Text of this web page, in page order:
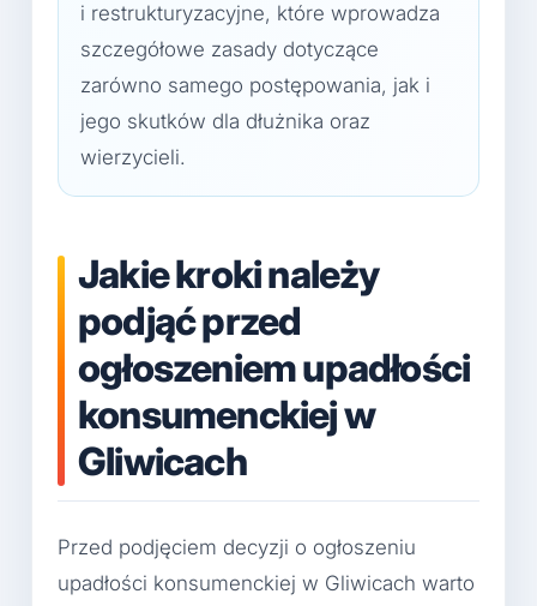
i restrukturyzacyjne, które wprowadza
szczegółowe zasady dotyczące
zarówno samego postępowania, jak i
jego skutków dla dłużnika oraz
wierzycieli.
Jakie kroki należy
podjąć przed
ogłoszeniem upadłości
konsumenckiej w
Gliwicach
Przed podjęciem decyzji o ogłoszeniu
upadłości konsumenckiej w Gliwicach warto